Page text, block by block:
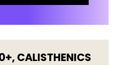
CALISTHENICS